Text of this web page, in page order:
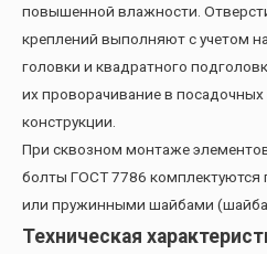
повышенной влажности.
креплений выполняют с учетом
головки и квадратного
их проворачивание в
конструкции.
При сквозном монтаже
болты ГОСТ 7786 комплектуются
или пружинными шайбами
Техническая